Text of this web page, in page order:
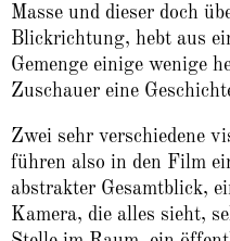
Masse und dieser doch
Blickrichtung, hebt aus
Gemenge einige wenige
Zuschauer eine
Zwei sehr verschiedene
führen also in den Film
abstrakter Gesamtblick,
Kamera, die alles sieht,